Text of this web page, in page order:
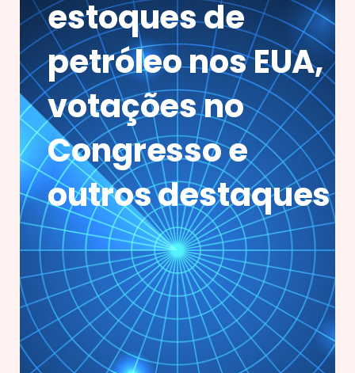
estoques de
petróleo nos EUA,
votações no
Congresso e
outros destaques